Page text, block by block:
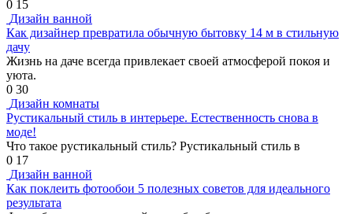
0 15
Дизайн ванной
Как дизайнер превратила обычную бытовку 14 м в стильную
дачу
Жизнь на даче всегда привлекает своей атмосферой покоя и
уюта.
0 30
Дизайн комнаты
Рустикальный стиль в интерьере. Естественность снова в
моде!
Что такое рустикальный стиль? Рустикальный стиль в
0 17
Дизайн ванной
Как поклеить фотообои 5 полезных советов для идеального
результата